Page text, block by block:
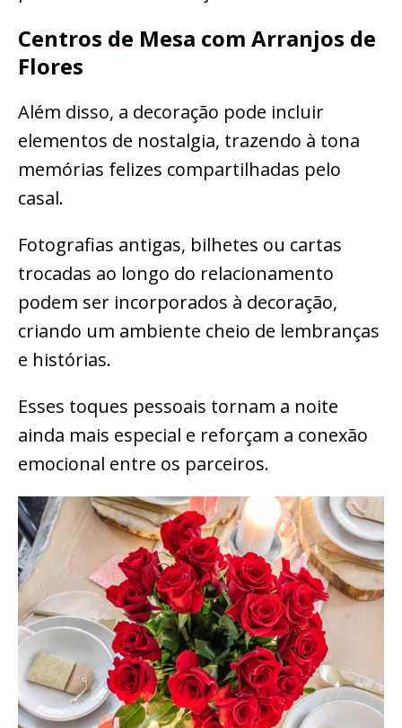
Centros de Mesa com Arranjos de
Flores
Além disso, a decoração pode incluir
elementos de nostalgia, trazendo à tona
memórias felizes compartilhadas pelo
casal.
Fotografias antigas, bilhetes ou cartas
trocadas ao longo do relacionamento
podem ser incorporados à decoração,
criando um ambiente cheio de lembranças
e histórias.
Esses toques pessoais tornam a noite
ainda mais especial e reforçam a conexão
emocional entre os parceiros.